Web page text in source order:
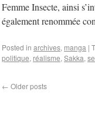
Femme Insecte, ainsi
également renommée
Posted in archives, manga |
politique, réalisme, Sakka,
← Older posts